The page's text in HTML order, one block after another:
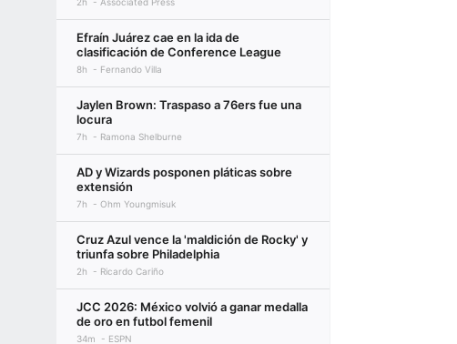
Efraín Juárez cae en la ida de
clasificación de Conference League
8h Fernando Villa
Jaylen Brown: Traspaso a 76ers fue una
locura
7h Ramona Shelburne
AD y Wizards posponen pláticas sobre
extensión
7h Ohm Youngmisuk
Cruz Azul vence la 'maldición de Rocky' y
triunfa sobre Philadelphia
2h Ricardo Cariño
JCC 2026: México volvió a ganar medalla
de oro en futbol femenil
34m ESPN